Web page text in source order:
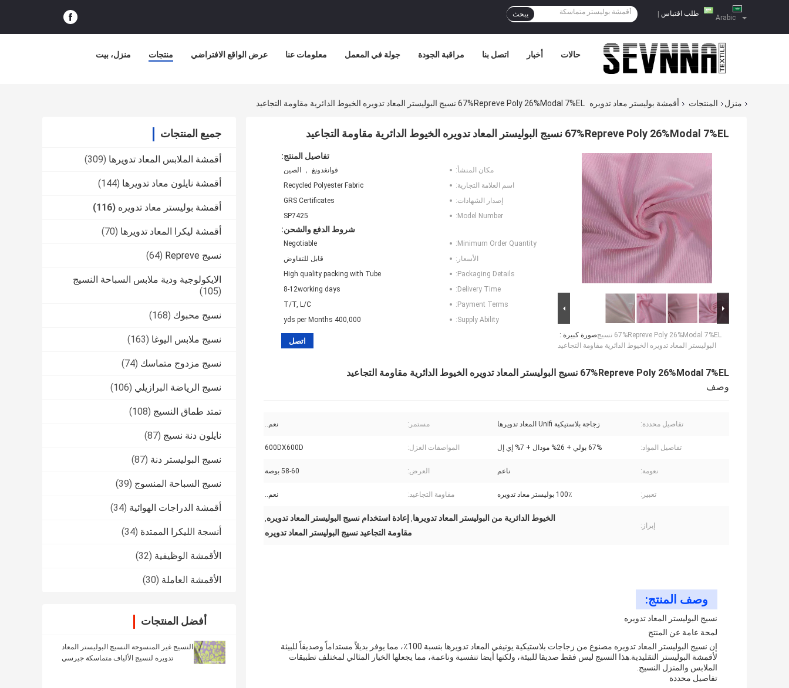
Arabic طلب اقتباس يبحث
منزل، بيت منتجات عرض الواقع الافتراضي معلومات عنا جولة في المعمل مراقبة الجودة اتصل بنا أخبار حالات
منزل المنتجات أقمشة بوليستر معاد تدويره 67%Repreve Poly 26%Modal 7%EL نسيج البوليستر المعاد تدويره الخيوط الدائرية مقاومة التجاعيد
جميع المنتجات
أقمشة الملابس المعاد تدويرها (309)
أقمشة نايلون معاد تدويرها (144)
أقمشة بوليستر معاد تدويره (116)
أقمشة ليكرا المعاد تدويرها (70)
نسيج Repreve (64)
الايكولوجية ودية ملابس السباحة النسيج
(105)
نسيج محبوك (168)
نسيج ملابس اليوغا (163)
نسيج مزدوج متماسك (74)
نسيج الرياضة البرازيلي (106)
تمتد طماق النسيج (108)
نايلون دنة نسيج (87)
نسيج البوليستر دنة (87)
نسيج السباحة المنسوج (39)
أقمشة الدراجات الهوائية (34)
أنسجة الليكرا الممتدة (34)
الأقمشة الوظيفية (32)
الأقمشة العاملة (30)
أفضل المنتجات
النسيج غير المنسوجة النسيج البوليستر المعاد
تدويره لنسيج الألياف متماسكة جيرسي
67%Repreve Poly 26%Modal 7%EL نسيج البوليستر المعاد تدويره الخيوط الدائرية مقاومة التجاعيد
صورة كبيرة :67%Repreve Poly 26%Modal 7%EL نسيج
البوليستر المعاد تدويره الخيوط الدائرية مقاومة التجاعيد
تفاصيل المنتج:
مكان المنشأ:
قوانغدونغ ， الصين
اسم العلامة التجارية:
Recycled Polyester Fabric
إصدار الشهادات:
GRS Certificates
Model Number:
SP7425
شروط الدفع والشحن:
Minimum Order Quantity:
Negotiable
الأسعار:
قابل للتفاوض
Packaging Details:
High quality packing with Tube
Delivery Time:
8-12working days
Payment Terms:
T/T, L/C
Supply Ability:
400,000 yds per Months
اتصل
67%Repreve Poly 26%Modal 7%EL نسيج البوليستر المعاد تدويره الخيوط الدائرية مقاومة التجاعيد
وصف
تفاصيل محددة: زجاجة بلاستيكية Unifi المعاد تدويرها مستمر: نعم..
تفاصيل المواد: 67% بولي + 26% مودال + 7% إي إل المواصفات الغزل: 600DX600D
نعومة: ناعم العرض: 58-60 بوصة
تعبير: 100٪ بوليستر معاد تدويره مقاومة التجاعيد: نعم..
إبراز:
الخيوط الدائرية من البوليستر المعاد تدويرها, إعادة استخدام نسيج البوليستر المعاد تدويره,
مقاومة التجاعيد نسيج البوليستر المعاد تدويره
وصف المنتج:
نسيج البوليستر المعاد تدويره
لمحة عامة عن المنتج
إن نسيج البوليستر المعاد تدويره مصنوع من زجاجات بلاستيكية يونيفي المعاد تدويرها بنسبة 100٪، مما يوفر بديلاً مستداماً وصديقاً للبيئة
لأقمشة البوليستر التقليدية.هذا النسيج ليس فقط صديقا للبيئة، ولكنها أيضا تنفسية وناعمة، مما يجعلها الخيار المثالي لمختلف تطبيقات
الملابس والمنزل النسيج.
تفاصيل محددة